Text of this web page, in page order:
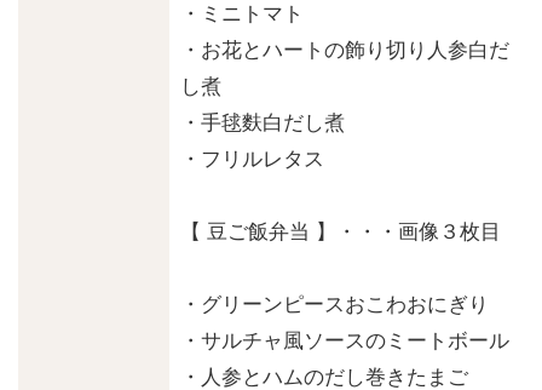
・ミニトマト
・お花とハートの飾り切り人参白だ
し煮
・手毬麩白だし煮
・フリルレタス
【 豆ご飯弁当 】・・・画像３枚目
・グリーンピースおこわおにぎり
・サルチャ風ソースのミートボール
・人参とハムのだし巻きたまご